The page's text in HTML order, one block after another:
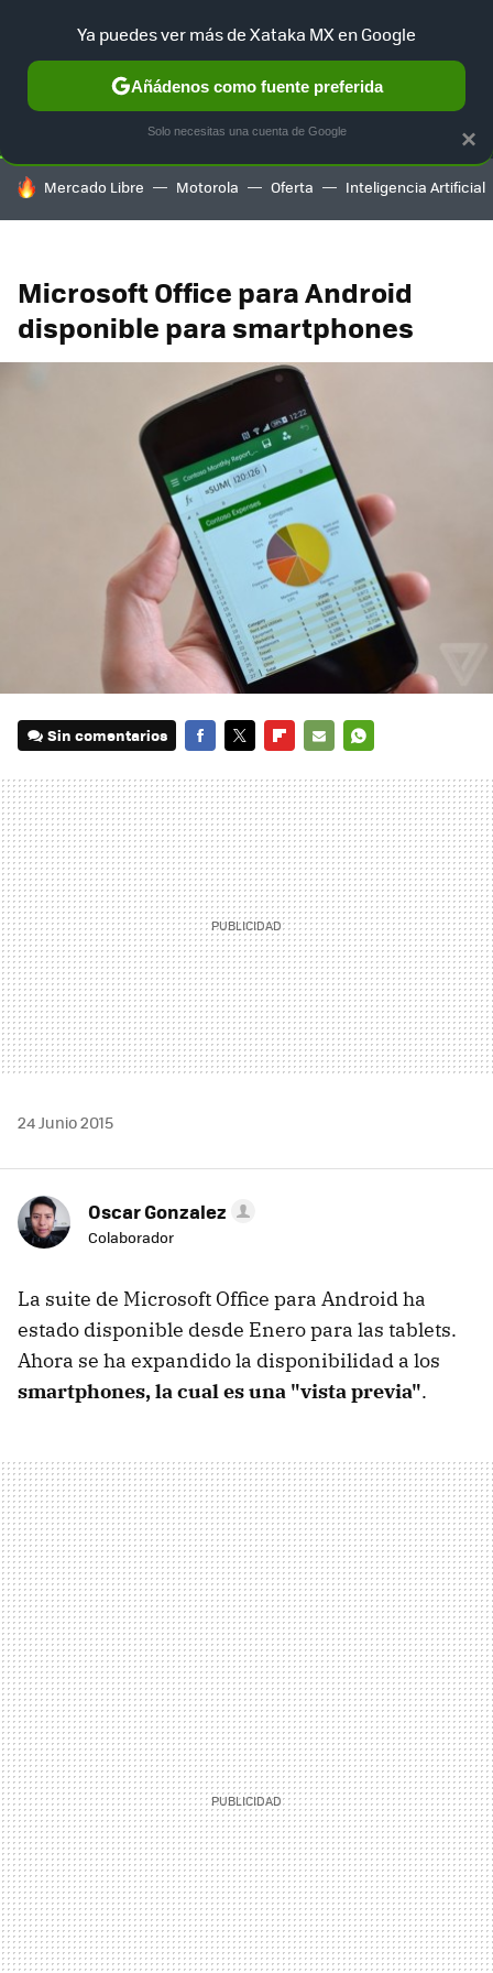
SELECCIÓN GAMING HOME AUTO TERRITORIO
HOY SE HABLA DE
Mercado Libre Motorola Oferta Inteligencia Artificial
Microsoft Office para Android
disponible para smartphones
Sin comentarios
MAIL
24 Junio 2015
Oscar Gonzalez
Colaborador
La suite de Microsoft Office para Android ha
estado disponible desde Enero para las tablets.
Ahora se ha expandido la disponibilidad a los
smartphones, la cual es una "vista previa".
×
Ya puedes ver más de Xataka MX en Google
Añádenos como fuente preferida
Solo necesitas una cuenta de Google